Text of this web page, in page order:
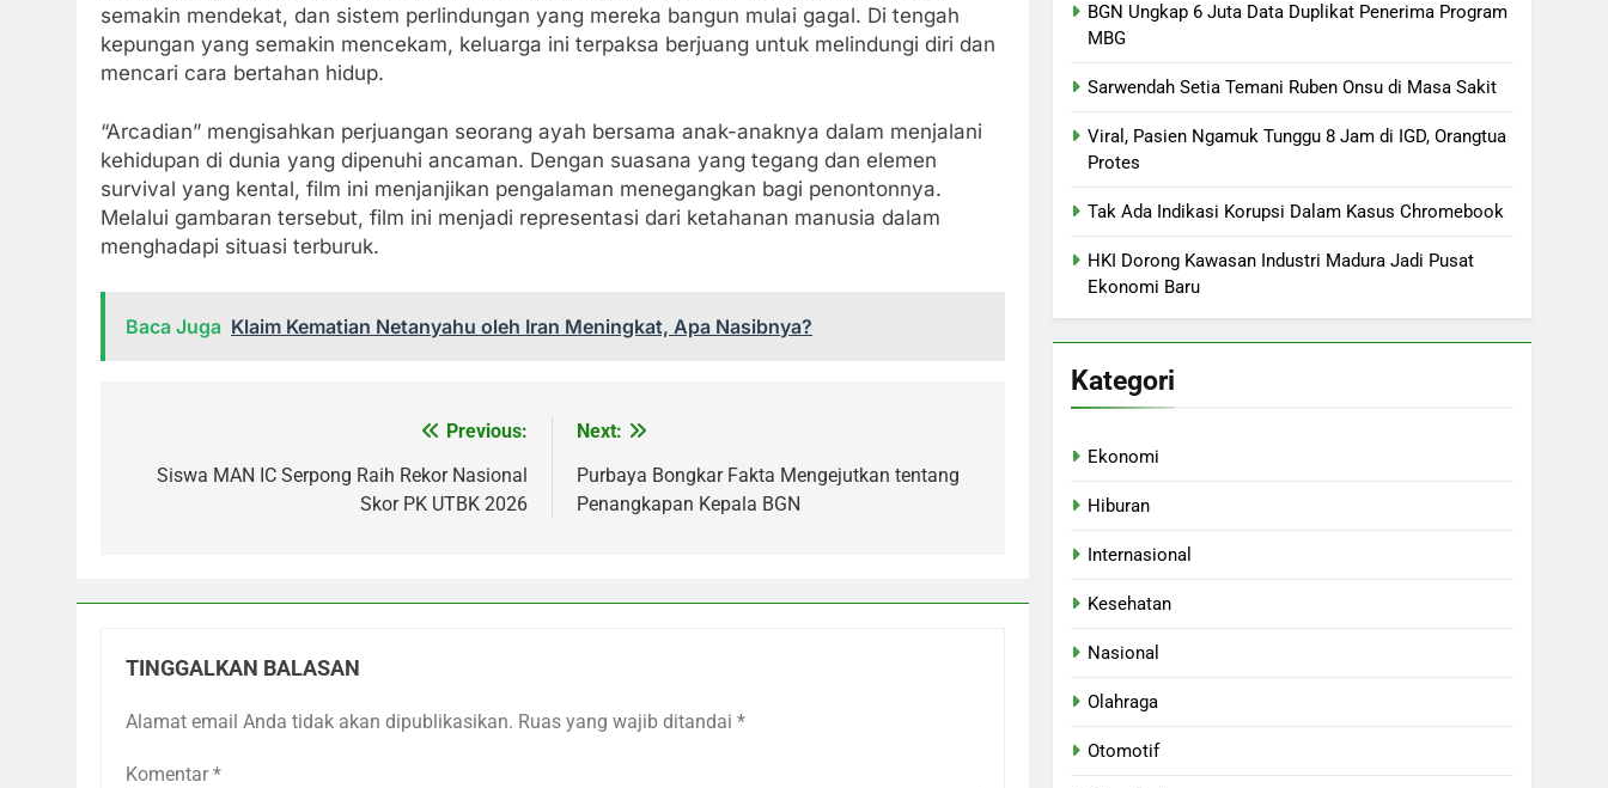
semakin mendekat, dan sistem perlindungan yang mereka bangun mulai gagal. Di tengah
kepungan yang semakin mencekam, keluarga ini terpaksa berjuang untuk melindungi diri dan
mencari cara bertahan hidup.
“Arcadian” mengisahkan perjuangan seorang ayah bersama anak-anaknya dalam menjalani
kehidupan di dunia yang dipenuhi ancaman. Dengan suasana yang tegang dan elemen
survival yang kental, film ini menjanjikan pengalaman menegangkan bagi penontonnya.
Melalui gambaran tersebut, film ini menjadi representasi dari ketahanan manusia dalam
menghadapi situasi terburuk.
Baca Juga Klaim Kematian Netanyahu oleh Iran Meningkat, Apa Nasibnya?
pos
Previous:
Siswa MAN IC Serpong Raih Rekor Nasional
Skor PK UTBK 2026
Next:
Purbaya Bongkar Fakta Mengejutkan tentang
Penangkapan Kepala BGN
TINGGALKAN BALASAN
Alamat email Anda tidak akan dipublikasikan. Ruas yang wajib ditandai *
Komentar *
BGN Ungkap 6 Juta Data Duplikat Penerima Program
MBG
Sarwendah Setia Temani Ruben Onsu di Masa Sakit
Viral, Pasien Ngamuk Tunggu 8 Jam di IGD, Orangtua
Protes
Tak Ada Indikasi Korupsi Dalam Kasus Chromebook
HKI Dorong Kawasan Industri Madura Jadi Pusat
Ekonomi Baru
Kategori
Ekonomi
Hiburan
Internasional
Kesehatan
Nasional
Olahraga
Otomotif